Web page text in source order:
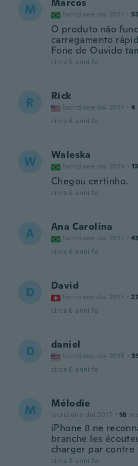
M Marcos
Iscrizione dal 2017 · 55
O produto não
carregamento
Fone de Ouvido
circa 5 anni fa
R Rick
Iscrizione dal 2017 · 4
circa 6 anni fa
W Waleska
Iscrizione dal 2015 · 13
Chegou certinho.
circa 6 anni fa
A Ana Carolina
Iscrizione dal 2017 · 43
circa 6 anni fa
D David
Iscrizione dal 2017 · 27
circa 6 anni fa
D daniel
Iscrizione dal 2015 ·
circa 6 anni fa
M Mélodie
Iscrizione dal 2017 · 16
iPhone 8 ne
branche les
charger par contre
circa 6 anni fa